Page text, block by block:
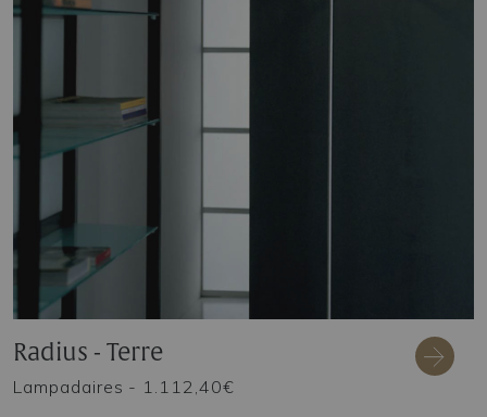
Radius - Terre
Lampadaires - 1.112,40€